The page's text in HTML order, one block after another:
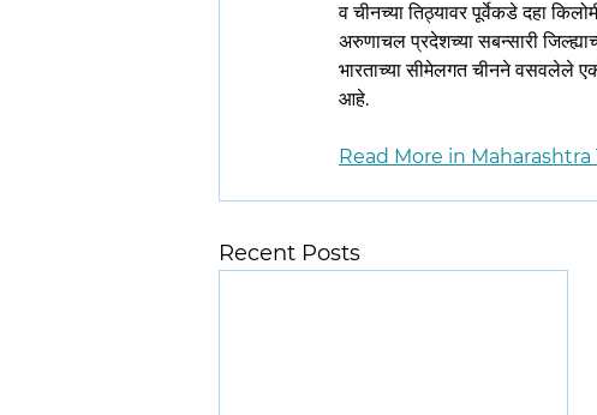
व चीनच्या तिठ्यावर पूर्वेकडे दहा
अरुणाचल प्रदेशच्या सबन्सारी
भारताच्या सीमेलगत चीनने वसवलेले
आहे.
Read More in Maharashtra
Recent Posts